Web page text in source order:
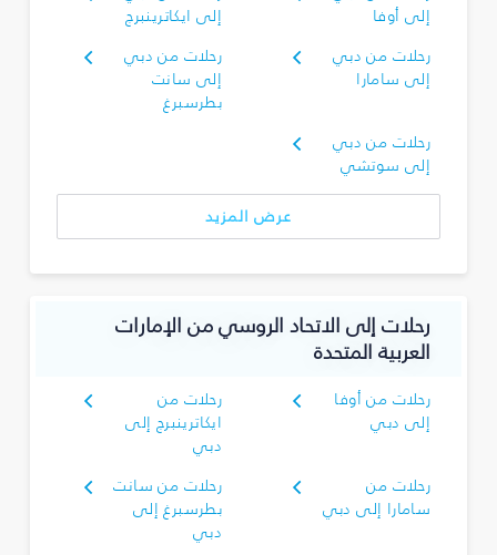
إلى أوفا
إلى ايكاترينبرج
رحلات من دبي
إلى سامارا
رحلات من دبي
إلى سانت
بطرسبرغ
رحلات من دبي
إلى سوتشي
عرض المزيد
رحلات إلى الاتحاد الروسي من الإمارات
العربية المتحدة
رحلات من أوفا
إلى دبي
رحلات من
ايكاترينبرج إلى
دبي
رحلات من
سامارا إلى دبي
رحلات من سانت
بطرسبرغ إلى
دبي